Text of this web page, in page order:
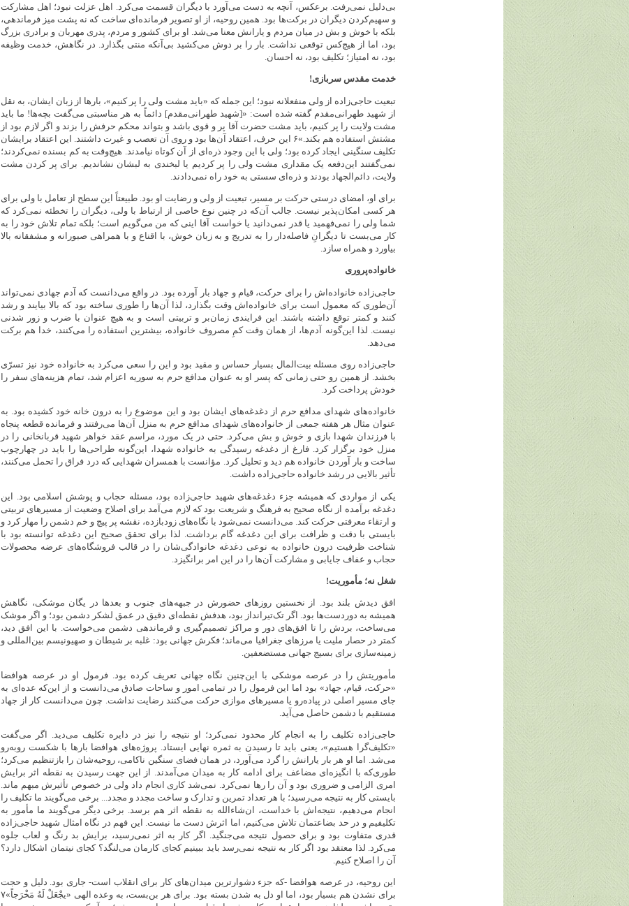
بی‌دلیل نمی‌رفت. برعکس، آنچه به دست می‌آورد با دیگران قسمت می‌کرد. اهل عزلت نبود؛ اهل مشارکت
و سهیم‌کردن دیگران در برکت‌ها بود. همین روحیه، از او تصویر فرمانده‌ای ساخت که نه پشت میز فرماندهی،
بلکه با خوش و بش در میان مردم و یارانش معنا می‌شد. او برای کشور و مردم، پدری مهربان و برادری بزرگ
بود، اما از هیچ‌کس توقعی نداشت. بار را بر دوش می‌کشید بی‌آنکه منتی بگذارد. در نگاهش، خدمت وظیفه
بود، نه امتیاز؛ تکلیف بود، نه احسان.
خدمت مقدس سربازی!
تبعیت حاجی‌زاده از ولی منفعلانه نبود؛ این جمله که «باید مشت ولی را پر کنیم»، بارها از زبان ایشان، به نقل
از شهید طهرانی‌مقدم گفته شده است: «[شهید طهرانی‌مقدم] دائماً به هر مناسبتی می‌گفت بچه‌ها! ما باید
مشت ولایت را پر کنیم، باید مشت حضرت آقا پر و قوی باشد و بتواند محکم حرفش را بزند و اگر لازم بود از
مشتش استفاده هم بکند.»۶ این حرف، اعتقاد آن‌ها بود و روی آن تعصب و غیرت داشتند. این اعتقاد برایشان
تکلیف سنگینی ایجاد کرده بود؛ ولی با این وجود ذره‌ای از آن کوتاه نیامدند. هیچ‌وقت به کم بسنده نمی‌کردند؛
نمی‌گفتند این‌دفعه یک مقداری مشت ولی را پر کردیم یا لبخندی به لبشان نشاندیم. برای پر کردن مشت
ولایت، دائم‌الجهاد بودند و ذره‌ای سستی به خود راه نمی‌دادند.
برای او، امضای درستی حرکت بر مسیر، تبعیت از ولی و رضایت او بود. طبیعتاً این سطح از تعامل با ولی برای
هر کسی امکان‌پذیر نیست. جالب آن‌که در چنین نوع خاصی از ارتباط با ولی، دیگران را تخطئه نمی‌کرد که
شما ولی را نمی‌فهمید یا قدر نمی‌دانید یا خواست آقا اینی که من می‌گویم است؛ بلکه تمام تلاش خود را به
کار می‌بست تا دیگرانِ فاصله‌دار را به تدریج و به زبان خوش، با اقناع و با همراهی صبورانه و مشفقانه بالا
بیاورد و همراه سازد.
خانواده‌پروری
حاجی‌زاده خانواده‌اش را برای حرکت، قیام و جهاد بار آورده بود. در واقع می‌دانست که آدم جهادی نمی‌تواند
آن‌طوری که معمول است برای خانواده‌اش وقت بگذارد، لذا آن‌ها را طوری ساخته بود که بالا بیایند و رشد
کنند و کمتر توقع داشته باشند. این فرایندی زمان‌بر و تربیتی است و به هیچ عنوان با ضرب و زور شدنی
نیست. لذا این‌گونه آدم‌ها، از همان وقت کمِ مصروف خانواده، بیشترین استفاده را می‌کنند، خدا هم برکت
می‌دهد.
حاجی‌زاده روی مسئله بیت‌المال بسیار حساس و مقید بود و این را سعی می‌کرد به خانواده خود نیز تسرّی
بخشد. از همین رو حتی زمانی که پسر او به عنوان مدافع حرم به سوریه اعزام شد، تمام هزینه‌های سفر را
خودش پرداخت کرد.
خانواده‌های شهدای مدافع حرم از دغدغه‌های ایشان بود و این موضوع را به درون خانه خود کشیده بود. به
عنوان مثال هر هفته جمعی از خانواده‌های شهدای مدافع حرم به منزل آن‌ها می‌رفتند و فرمانده قطعه پنجاه
با فرزندان شهدا بازی و خوش و بش می‌کرد. حتی در یک مورد، مراسم عقد خواهر شهید قربانخانی را در
منزل خود برگزار کرد. فارغ از دغدغه رسیدگی به خانواده شهدا، این‌گونه طراحی‌ها را باید در چهارچوب
ساخت و بار آوردن خانواده هم دید و تحلیل کرد. مؤانست با همسران شهدایی که درد فراق را تحمل می‌کنند،
تأثیر بالایی در رشد خانواده حاجی‌زاده داشت.
یکی از مواردی که همیشه جزء دغدغه‌های شهید حاجی‌زاده بود، مسئله حجاب و پوشش اسلامی بود. این
دغدغه برآمده از نگاه صحیح به فرهنگ و شریعت بود که لازم می‌آمد برای اصلاح وضعیت از مسیرهای تربیتی
و ارتقاء معرفتی حرکت کند. می‌دانست نمی‌شود با نگاه‌های زودبازده، نقشه پر پیچ و خم دشمن را مهار کرد و
بایستی با دقت و ظرافت برای این دغدغه گام برداشت. لذا برای تحقق صحیح این دغدغه توانسته بود با
شناخت ظرفیت درون خانواده به نوعی دغدغه خانوادگی‌شان را در قالب فروشگاه‌های عرضه محصولات
حجاب و عفاف جایابی و مشارکت آن‌ها را در این امر برانگیزد.
شغل نه؛ مأموریت!
افق دیدش بلند بود. از نخستین روزهای حضورش در جبهه‌های جنوب و بعدها در یگان موشکی، نگاهش
همیشه به دوردست‌ها بود. اگر تک‌تیرانداز بود، هدفش نقطه‌ای دقیق در عمق لشکر دشمن بود؛ و اگر موشک
می‌ساخت، بردش را تا افق‌های دور و مراکز تصمیم‌گیری و فرماندهی دشمن می‌خواست. با این افق دید،
کمتر در حصار ملیت یا مرزهای جغرافیا می‌ماند؛ فکرش جهانی بود: غلبه بر شیطان و صهیونیسم بین‌المللی و
زمینه‌سازی برای بسیج جهانی مستضعفین.
مأموریتش را در عرصه موشکی با این‌چنین نگاه جهانی تعریف کرده بود. فرمول او در عرصه هوافضا
«حرکت، قیام، جهاد» بود اما این فرمول را در تمامی امور و ساحات صادق می‌دانست و از این‌که عده‌ای به
جای مسیر اصلی در پیاده‌رو یا مسیرهای موازی حرکت می‌کنند رضایت نداشت. چون می‌دانست کار از جهاد
مستقیم با دشمن حاصل می‌آید.
حاجی‌زاده تکلیف را به انجام کار محدود نمی‌کرد؛ او نتیجه را نیز در دایره تکلیف می‌دید. اگر می‌گفت
«تکلیف‌گرا هستیم»، یعنی باید تا رسیدن به ثمره نهایی ایستاد. پروژه‌های هوافضا بارها با شکست روبه‌رو
می‌شد. اما او هر بار یارانش را گرد می‌آورد، در همان فضای سنگین ناکامی، روحیه‌شان را بازتنظیم می‌کرد؛
طوری‌که با انگیزه‌ای مضاعف برای ادامه کار به میدان می‌آمدند. از این جهت رسیدن به نقطه اثر برایش
امری الزامی و ضروری بود و آن را رها نمی‌کرد. نمی‌شد کاری انجام داد ولی در خصوص تأثیرش مبهم ماند.
بایستی کار به نتیجه می‌رسید؛ با هر تعداد تمرین و تدارک و ساخت مجدد و مجدد... برخی می‌گویند ما تکلیف را
انجام می‌دهیم، نتیجه‌اش با خداست، ان‌شاءالله به نقطه اثر هم برسد. برخی دیگر می‌گویند ما مأمور به
تکلیفیم و در حد بضاعتمان تلاش می‌کنیم، اما اثرش دست ما نیست. این فهم در نگاه امثال شهید حاجی‌زاده
قدری متفاوت بود و برای حصول نتیجه می‌جنگید. اگر کار به اثر نمی‌رسید، برایش بد رنگ و لعاب جلوه
می‌کرد. لذا معتقد بود اگر کار به نتیجه نمی‌رسد باید ببینیم کجای کارمان می‌لنگد؟ کجای نیتمان اشکال دارد؟
آن را اصلاح کنیم.
این روحیه، در عرصه هوافضا -که جزء دشوارترین میدان‌های کار برای انقلاب است- جاری بود. دلیل و حجت
برای نشدن هم بسیار بود، اما او دل به شدن بسته بود. برای هر بن‌بست، به وعده الهی «یجْعَلْ لَهُ مَخْرَجاً»۷